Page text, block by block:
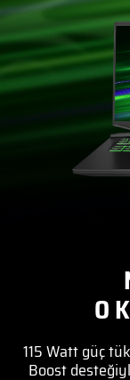
O
115 Watt güç
Boost